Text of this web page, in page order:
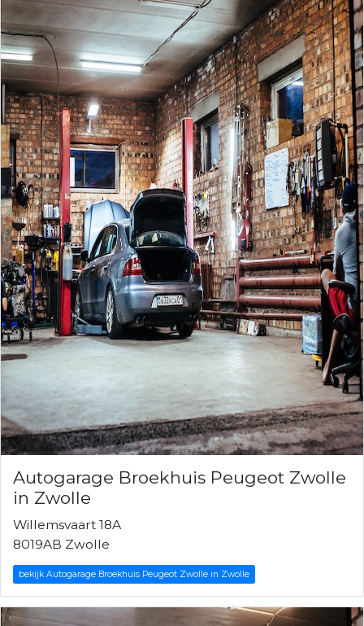
Autogarage Broekhuis Peugeot Zwolle
in Zwolle
Willemsvaart 18A
8019AB Zwolle
bekijk Autogarage Broekhuis Peugeot Zwolle in Zwolle